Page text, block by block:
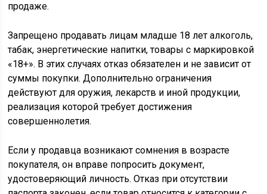
продаже.
Запрещено продавать лицам младше 18 лет алкоголь,
табак, энергетические напитки, товары с маркировкой
«18+». В этих случаях отказ обязателен и не зависит от
суммы покупки. Дополнительно ограничения
действуют для оружия, лекарств и иной продукции,
реализация которой требует достижения
совершеннолетия.
Если у продавца возникают сомнения в возрасте
покупателя, он вправе попросить документ,
удостоверяющий личность. Отказ при отсутствии